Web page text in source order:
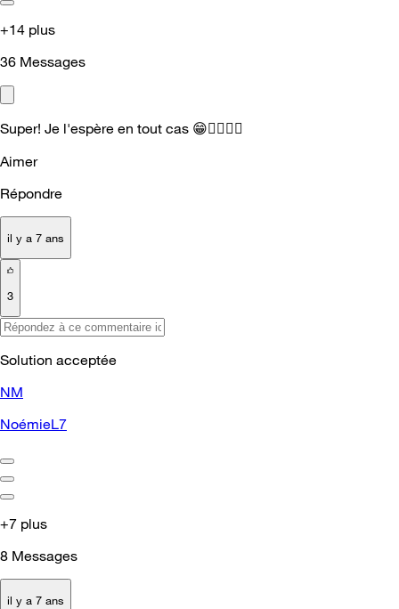
+14 plus
36 Messages
Super! Je l'espère en tout cas 😁👌🏻👌🏻
Aimer
Répondre
il y a 7 ans
3
Solution acceptée
NM
NoémieL7
+7 plus
8 Messages
il y a 7 ans